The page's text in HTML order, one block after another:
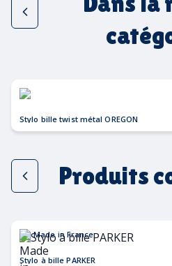
Stylo bille twist métal OREGON
Produits
Made in France
Stylo à bille PARKER